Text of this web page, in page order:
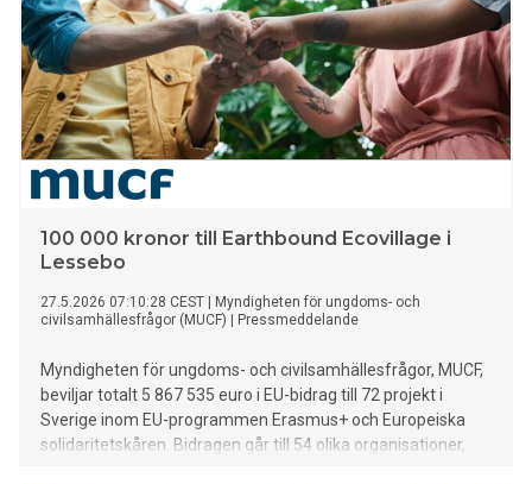
100 000 kronor till Earthbound Ecovillage i
Lessebo
27.5.2026 07:10:28 CEST
Myndigheten för ungdoms- och
civilsamhällesfrågor (MUCF)
Pressmeddelande
Myndigheten för ungdoms- och civilsamhällesfrågor, MUCF,
beviljar totalt 5 867 535 euro i EU-bidrag till 72 projekt i
Sverige inom EU-programmen Erasmus+ och Europeiska
solidaritetskåren. Bidragen går till 54 olika organisationer,